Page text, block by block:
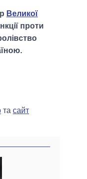
Великої
проти
та сайт